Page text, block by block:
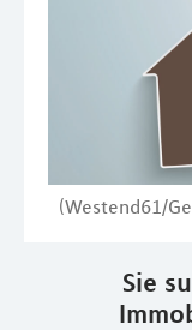
(Westend61/
Sie